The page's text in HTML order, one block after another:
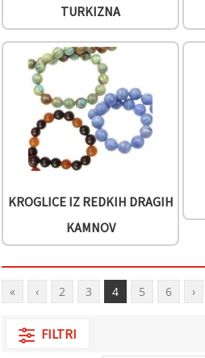
TURKIZNA
KROGLICE IZ REDKIH DRAGIH
KAMNOV
« ‹ 2 3 4 5 6 ›
FILTRI